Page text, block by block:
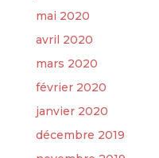
mai 2020
avril 2020
mars 2020
février 2020
janvier 2020
décembre 2019